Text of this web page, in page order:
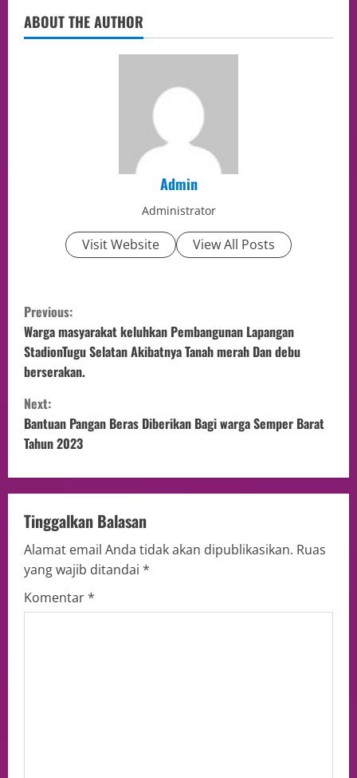
ABOUT THE AUTHOR
Admin
Administrator
Visit Website View All Posts
Previous:
Warga masyarakat keluhkan Pembangunan Lapangan
StadionTugu Selatan Akibatnya Tanah merah Dan debu
berserakan.
Next:
Bantuan Pangan Beras Diberikan Bagi warga Semper Barat
Tahun 2023
Tinggalkan Balasan
Alamat email Anda tidak akan dipublikasikan. Ruas
yang wajib ditandai *
Komentar*